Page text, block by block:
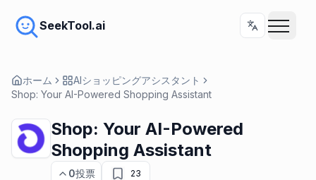
SeekTool.ai
ホーム
AIショッピングアシスタント
Shop: Your AI-Powered Shopping Assistant
Shop: Your AI-Powered
Shopping Assistant
0投票 23